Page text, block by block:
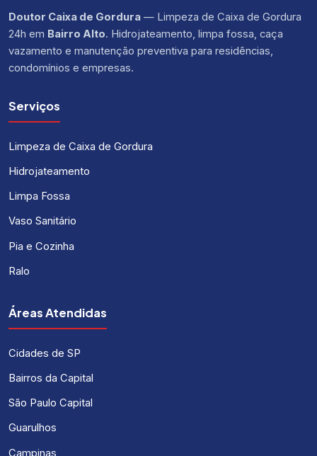
Doutor Caixa de Gordura — Limpeza de Caixa de Gordura
24h em Bairro Alto. Hidrojateamento, limpa fossa, caça
vazamento e manutenção preventiva para residências,
condomínios e empresas.
Serviços
Limpeza de Caixa de Gordura
Hidrojateamento
Limpa Fossa
Vaso Sanitário
Pia e Cozinha
Ralo
Áreas Atendidas
Cidades de SP
Bairros da Capital
São Paulo Capital
Guarulhos
Campinas